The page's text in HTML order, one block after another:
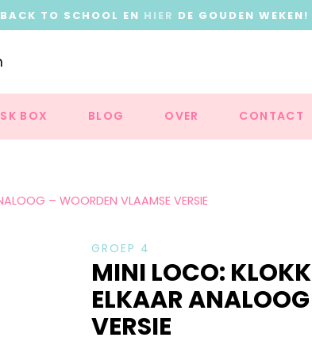
TO SCHOOL EN HIER DE GOUDEN WEKEN!
BOX BLOG OVER CONTACT
– WOORDEN VLAAMSE VERSIE
GROEP 4
MINI LOCO:
ELKAAR
VERSIE